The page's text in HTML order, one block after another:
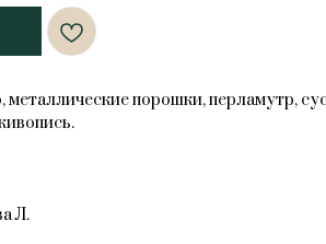
металлические порошки, перламутр,
Л.